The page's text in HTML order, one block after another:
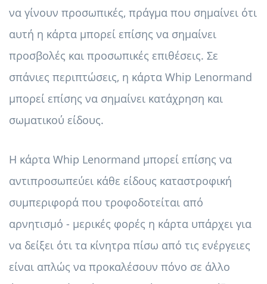
να γίνουν προσωπικές, πράγμα που σημαίνει ότι
αυτή η κάρτα μπορεί επίσης να σημαίνει
προσβολές και προσωπικές επιθέσεις. Σε
σπάνιες περιπτώσεις, η κάρτα Whip Lenormand
μπορεί επίσης να σημαίνει κατάχρηση και
σωματικού είδους.
Η κάρτα Whip Lenormand μπορεί επίσης να
αντιπροσωπεύει κάθε είδους καταστροφική
συμπεριφορά που τροφοδοτείται από
αρνητισμό - μερικές φορές η κάρτα υπάρχει για
να δείξει ότι τα κίνητρα πίσω από τις ενέργειες
είναι απλώς να προκαλέσουν πόνο σε άλλο